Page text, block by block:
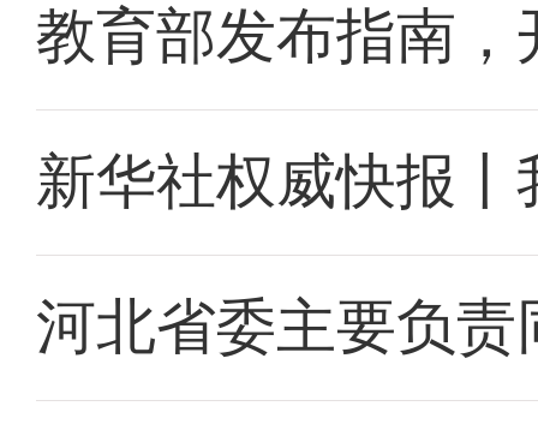
教育部发布指南
新华社权威快报
河北省委主要负